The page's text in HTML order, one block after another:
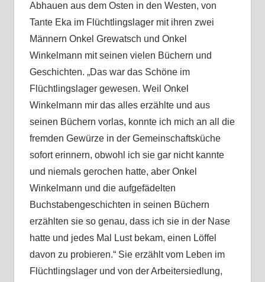
Abhauen aus dem Osten in den Westen, von
Tante Eka im Flüchtlingslager mit ihren zwei
Männern Onkel Grewatsch und Onkel
Winkelmann mit seinen vielen Büchern und
Geschichten. „Das war das Schöne im
Flüchtlingslager gewesen. Weil Onkel
Winkelmann mir das alles erzählte und aus
seinen Büchern vorlas, konnte ich mich an all die
fremden Gewürze in der Gemeinschaftsküche
sofort erinnern, obwohl ich sie gar nicht kannte
und niemals gerochen hatte, aber Onkel
Winkelmann und die aufgefädelten
Buchstabengeschichten in seinen Büchern
erzählten sie so genau, dass ich sie in der Nase
hatte und jedes Mal Lust bekam, einen Löffel
davon zu probieren.“ Sie erzählt vom Leben im
Flüchtlingslager und von der Arbeitersiedlung,